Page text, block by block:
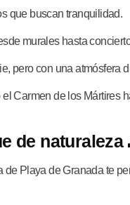
que buscan tranquilidad.
murales hasta
pero con una atmósfera
Carmen de los Mártires
de naturaleza
Playa de Granada te